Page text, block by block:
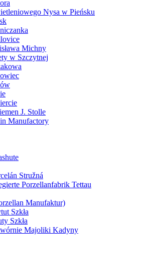
Nysa w Pieńsku
Michny
w Szczytnej
J. Stolle
Manufactory
Stružná
Porzellanfabrik Tettau
Manufaktur)
Szkła
Szkła
Majoliki Kadyny